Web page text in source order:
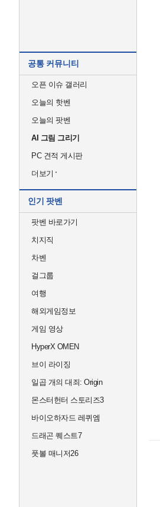
공통 커뮤니티
오픈 이슈 갤러리
오늘의 핫벤
오늘의 팟벤
AI 그림 그리기
PC 견적 게시판
더보기
인기 팟벤
팟벤 바로가기
치지직
차벤
걸그룹
여행
해외게임정보
게임 영상
HyperX OMEN
브이 라이징
일곱 개의 대죄: Origin
몬스터헌터 스토리즈3
바이오하자드 레퀴엠
드래곤 퀘스트7
풋볼 매니저26